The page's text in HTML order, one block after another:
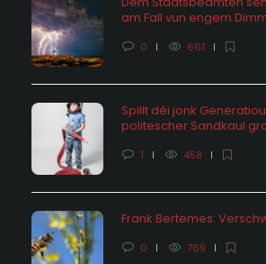
am Fall vun engem
0 661
Spillt déi jonk
politescher Sandkaul
1 458
Frank Bertemes:
0 769